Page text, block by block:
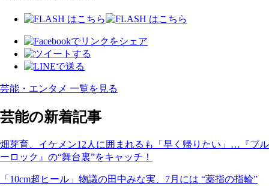
芸能・エンタメ 一覧を見る
芸能の新着記事
畑芽育、イケメン12人に囲まれるも「早く帰りたい」…『ブル
ーロック』の“舞台裏”をキャッチ！
「10cm超ヒール」物議の田中みな実、7月には “薬指の指輪”